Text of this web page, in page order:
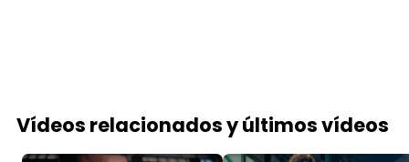
Vídeos relacionados y últimos vídeos